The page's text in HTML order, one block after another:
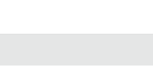
reputation puanı